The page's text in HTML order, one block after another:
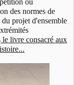
ou
des normes de
projet d'ensemble
le livre consacré aux